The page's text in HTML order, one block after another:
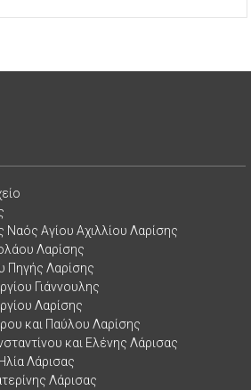
Ναός Αγίου Αχιλλίου Λαρίσης
Λαρίσης
Πηγής Λαρίσης
Γιάννουλης
Λαρίσης
και Παύλου Λαρίσης
και Ελένης Λάρισας
Λάρισας
Λάρισας